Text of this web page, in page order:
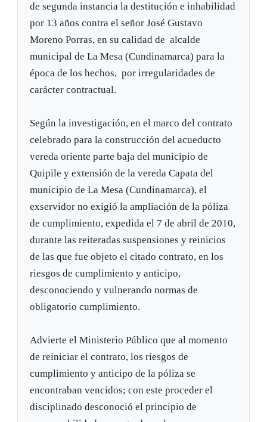
de segunda instancia la destitución e inhabilidad
por 13 años contra el señor José Gustavo
Moreno Porras, en su calidad de alcalde
municipal de La Mesa (Cundinamarca) para la
época de los hechos, por irregularidades de
carácter contractual.
Según la investigación, en el marco del contrato
celebrado para la construcción del acueducto
vereda oriente parte baja del municipio de
Quipile y extensión de la vereda Capata del
municipio de La Mesa (Cundinamarca), el
exservidor no exigió la ampliación de la póliza
de cumplimiento, expedida el 7 de abril de 2010,
durante las reiteradas suspensiones y reinicios
de las que fue objeto el citado contrato, en los
riesgos de cumplimiento y anticipo,
desconociendo y vulnerando normas de
obligatorio cumplimiento.
Advierte el Ministerio Público que al momento
de reiniciar el contrato, los riesgos de
cumplimiento y anticipo de la póliza se
encontraban vencidos; con este proceder el
disciplinado desconoció el principio de